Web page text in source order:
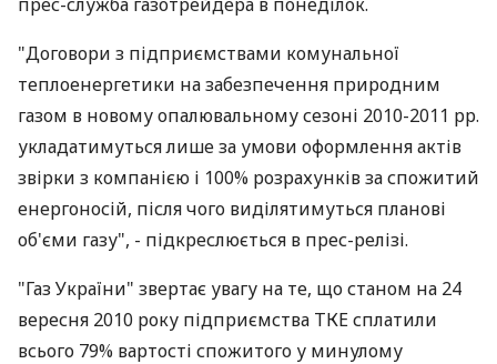
"Договори з підприємствами комунальної
теплоенергетики на забезпечення природним
газом в новому опалювальному сезоні 2010-2011 рр.
укладатимуться лише за умови оформлення актів
звірки з компанією і 100% розрахунків за спожитий
енергоносій, після чого виділятимуться планові
об'єми газу", - підкреслюється в прес-релізі.
"Газ України" звертає увагу на те, що станом на 24
вересня 2010 року підприємства ТКЕ сплатили
всього 79% вартості спожитого у минулому